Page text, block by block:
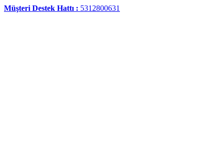
Müşteri Destek Hattı : 5312800631